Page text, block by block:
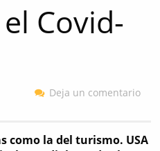
Covid-
Deja un comentario
como la del turismo. USA